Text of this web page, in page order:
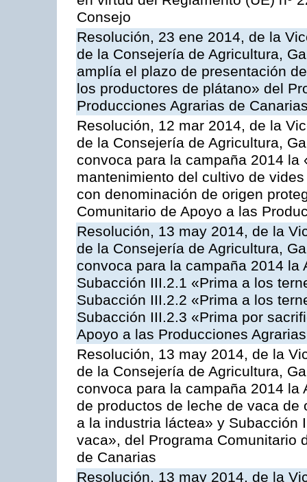
Consejo
Resolución, 23 ene 2014, de la
de la Consejería de Agricultura,
amplía el plazo de presentación
los productores de plátano» del
Producciones Agrarias de
Resolución, 12 mar 2014, de la
de la Consejería de Agricultura,
convoca para la campaña 2014 la
mantenimiento del cultivo de
con denominación de origen
Comunitario de Apoyo a las
Resolución, 13 may 2014, de la
de la Consejería de Agricultura,
convoca para la campaña 2014
Subacción III.2.1 «Prima a los
Subacción III.2.2 «Prima a los
Subacción III.2.3 «Prima por
Apoyo a las Producciones
Resolución, 13 may 2014, de la
de la Consejería de Agricultura,
convoca para la campaña 2014
de productos de leche de vaca
a la industria láctea» y Subacción
vaca», del Programa Comunitario
de Canarias
Resolución, 13 may 2014, de la